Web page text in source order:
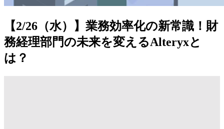
【2/26（水）】業務効率化の新常識！財
務経理部門の未来を変えるAlteryxと
は？